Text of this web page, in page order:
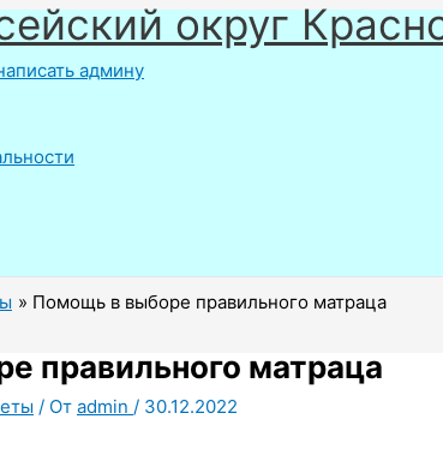
округ
админу
Помощь в выборе правильного матраца
правильного матраца
/ От admin / 30.12.2022